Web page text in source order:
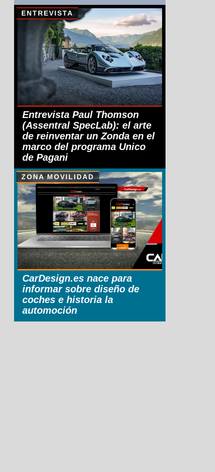
ENTREVISTA
Entrevista Paul Thomson
(Assentral SpecLab): el arte
de reinventar un Zonda en el
marco del programa Unico
de Pagani
ZONA MOVILIDAD
CarDesign.es nace para
informar sobre diseño de
coches e historia la
automoción